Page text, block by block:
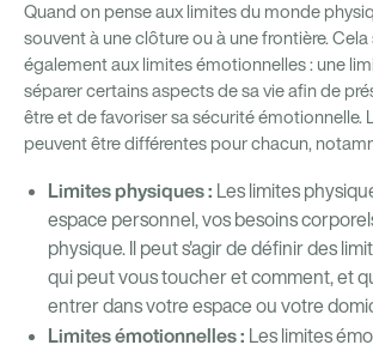
Quand on pense aux limites du monde
souvent à une clôture ou à une frontière.
également aux limites émotionnelles : une
séparer certains aspects de sa vie afin de
être et de favoriser sa sécurité émotionnelle.
peuvent être différentes pour chacun,
Limites physiques : Les limites
espace personnel, vos besoins
physique. Il peut s'agir de définir des
qui peut vous toucher et comment, et
entrer dans votre espace ou votre
Limites émotionnelles : Les limites